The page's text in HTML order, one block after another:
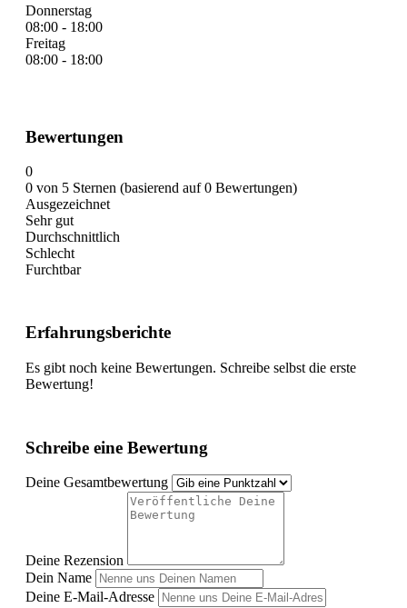
Donnerstag
08:00 - 18:00
Freitag
08:00 - 18:00
Bewertungen
0
0 von 5 Sternen (basierend auf 0 Bewertungen)
Ausgezeichnet
Sehr gut
Durchschnittlich
Schlecht
Furchtbar
Erfahrungsberichte
Es gibt noch keine Bewertungen. Schreibe selbst die erste
Bewertung!
Schreibe eine Bewertung
Deine Gesamtbewertung
Deine Rezension
Dein Name
Deine E-Mail-Adresse